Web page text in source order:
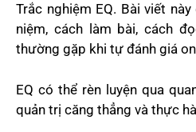
Trắc nghiệm EQ. Bài viết
niệm, cách làm bài, cách
thường gặp khi tự đánh giá
EQ có thể rèn luyện qua
quản trị căng thẳng và thực